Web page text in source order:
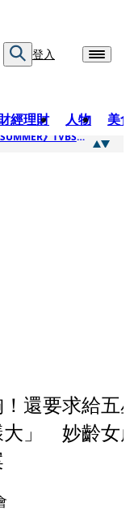
登入
經理財 人物 美
邊看偶像邊拚韓國行 《2026 SBS歌謠大戰SUMMER》TVBS直播祭追星福利
還要求給五
大」 妙齡女